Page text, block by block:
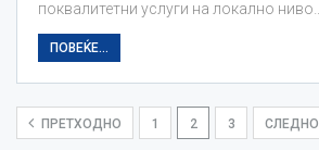
поквалитетни услуги на локално ниво…
ПОВЕЌЕ...
ПРЕТХОДНО 1 2 3 СЛЕДНО